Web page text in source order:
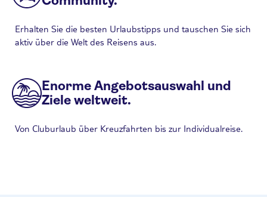
Erhalten Sie die besten Urlaubstipps und tauschen Sie sich
aktiv über die Welt des Reisens aus.
Enorme Angebotsauswahl und
Ziele weltweit.
Von Cluburlaub über Kreuzfahrten bis zur Individualreise.